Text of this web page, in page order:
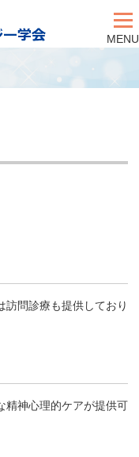
MENU
訪問診療も提供しており
精神心理的ケアが提供可